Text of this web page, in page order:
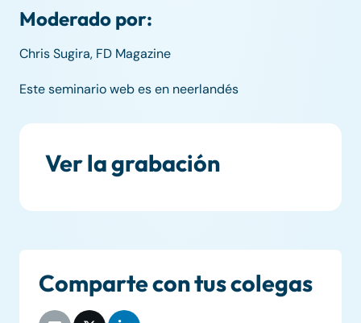
Moderado por:
Chris Sugira, FD Magazine
Este seminario web es en neerlandés
Ver la grabación
Comparte con tus colegas